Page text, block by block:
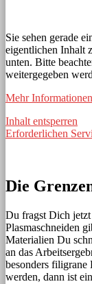
Sie sehen gerade
eigentlichen Inhalt
unten. Bitte
weitergegeben
Mehr Informationen
Inhalt entsperren
Erforderlichen
Die
Du fragst Dich
Plasmaschneiden
Materialien Du
an das
besonders filigrane
werden, dann ist